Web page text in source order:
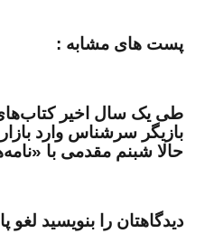
پست های مشابه :
طی یک سال اخیر
بازیگر سرشناس وارد
حالا شبنم مقدمی با
دیدگاهتان را بنویسید لغو